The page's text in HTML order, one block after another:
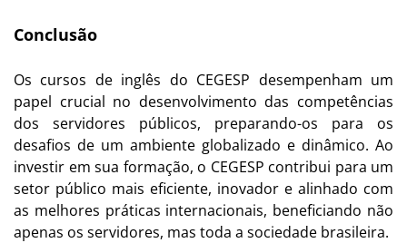
Conclusão
Os cursos de inglês do CEGESP desempenham um
papel crucial no desenvolvimento das competências
dos servidores públicos, preparando-os para os
desafios de um ambiente globalizado e dinâmico. Ao
investir em sua formação, o CEGESP contribui para um
setor público mais eficiente, inovador e alinhado com
as melhores práticas internacionais, beneficiando não
apenas os servidores, mas toda a sociedade brasileira.